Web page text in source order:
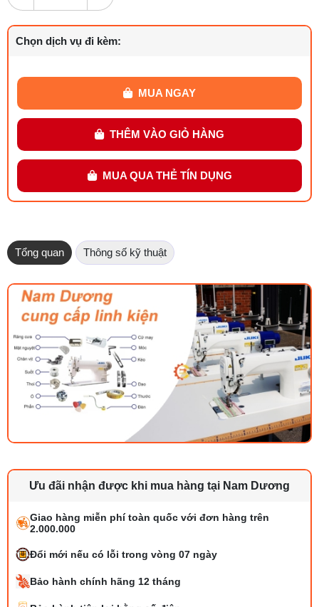
Chọn dịch vụ đi kèm:
MUA NGAY
THÊM VÀO GIỎ HÀNG
MUA QUA THẺ TÍN DỤNG
Tổng quan Thông số kỹ thuật
Ưu đãi nhận được khi mua hàng tại Nam Dương
Giao hàng miễn phí toàn quốc với đơn hàng trên
2.000.000
Đổi mới nếu có lỗi trong vòng 07 ngày
Bảo hành chính hãng 12 tháng